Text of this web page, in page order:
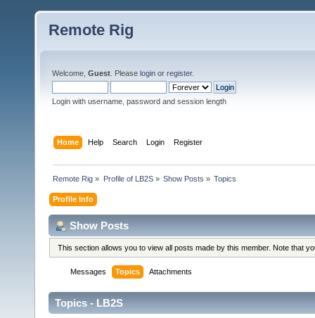
Remote Rig
Welcome, Guest . Please login or register.
Login with username, password and session length
Home Help Search Login Register
Remote Rig » Profile of LB2S» Show Posts » Topics
Profile Info
Show Posts
This section allows you to view all posts made by this member. Note that
Messages Topics Attachments
Topics - LB2S